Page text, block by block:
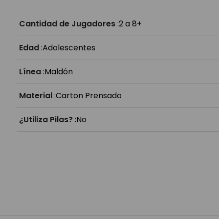
¿Para cuántos?
Cantidad de Jugadores:2 a 8+
Edad:Adolescentes
Línea:Maldón
Material:Carton Prensado
¿Utiliza Pilas?:No